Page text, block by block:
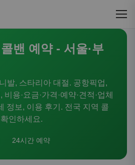
밴 예약 - 서울·부
발, 스타리아 대절. 공항픽업,
용·요금·가격·예약·견적·업체
정보, 이용 후기. 전국 지역 콜
인하세요.
24시간 예약